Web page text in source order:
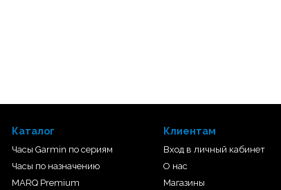
Каталог
Часы Garmin по сериям
Часы по назначению
MARQ Premium
Клиентам
Вход в личный кабинет
О нас
Магазины